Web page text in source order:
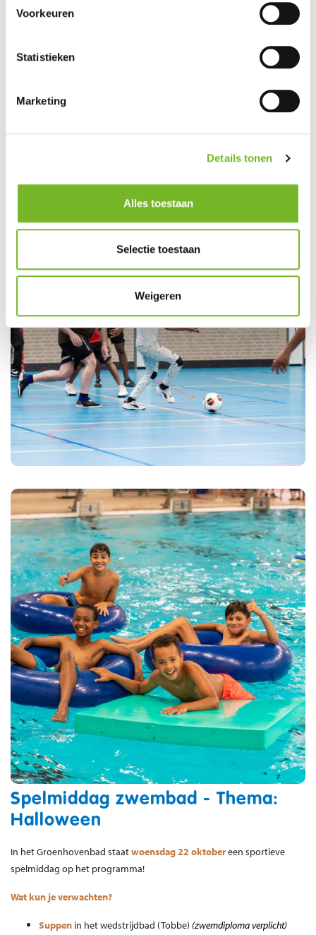
Voorkeuren
Statistieken
Marketing
Details tonen
Alles toestaan
Selectie toestaan
Weigeren
toernooivia
DM Instagram gro-up buurtwerk
(Achmed) of stuur een appje
Spelmiddag zwembad - Thema:
Halloween
In het Groenhovenbad staatwoensdag 22 oktobereen sportieve
spelmiddag op het programma!
Wat kun je verwachten?
Suppen in het wedstrijdbad (Tobbe) (zwemdiploma verplicht)